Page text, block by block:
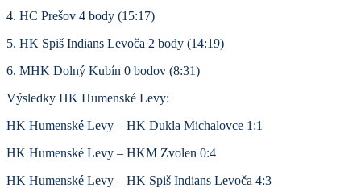
4. HC Prešov 4 body (15:17)
5. HK Spiš Indians Levoča 2 body (14:19)
6. MHK Dolný Kubín 0 bodov (8:31)
Výsledky HK Humenské Levy:
HK Humenské Levy – HK Dukla Michalovce 1:1
HK Humenské Levy – HKM Zvolen 0:4
HK Humenské Levy – HK Spiš Indians Levoča 4:3